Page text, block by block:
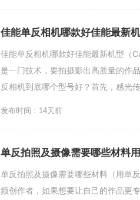
佳能单反相机哪款好佳能最新
佳能单反相机哪款好佳能最新机型（
是一门技术，要拍摄影出高质量的作
反相机到底哪个型号好？首先，感光
发布时间：14天前
单反拍照及摄像需要哪些材料
单反拍照及摄像需要哪些材料（用单
频创作者，如果想要让自己的作品更